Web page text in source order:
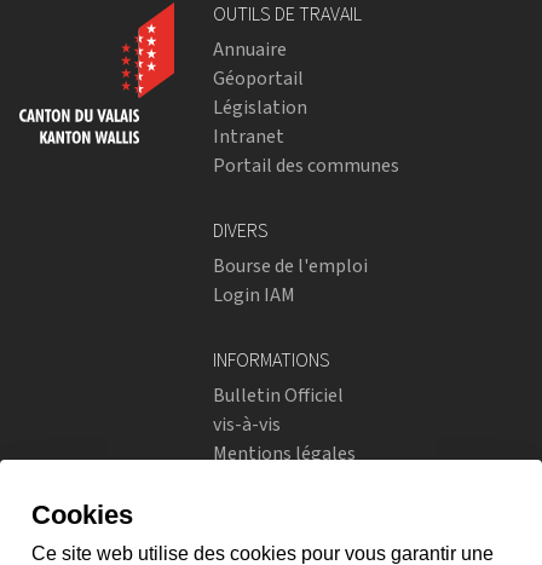
OUTILS DE TRAVAIL
Annuaire
Géoportail
Législation
Intranet
Portail des communes
DIVERS
Bourse de l'emploi
Login IAM
INFORMATIONS
Bulletin Officiel
vis-à-vis
Mentions légales